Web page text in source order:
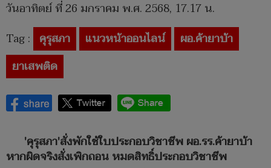
วันอาทิตย์ ที่ 26 มกราคม พ.ศ. 2568, 17.17 น.
Tag : คุรุสภา แนวหน้าออนไลน์
ผอ.ค้ายาบ้า
ยาเสพติด
'คุรุสภา'สั่งพักใช้ใบประกอบวิชาชีพ ผอ.รร.ค้ายาบ้า
หากผิดจริงสั่งเพิกถอน หมดสิทธิ์ประกอบวิชาชีพ